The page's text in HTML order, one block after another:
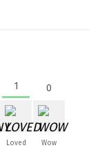
1
Loved
0
Wow